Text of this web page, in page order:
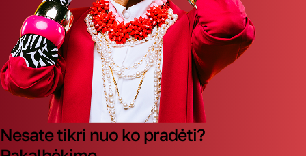
Nesate tikri nuo ko pradėti?